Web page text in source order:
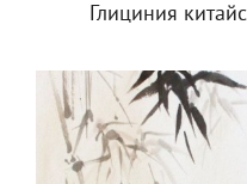
Глициния